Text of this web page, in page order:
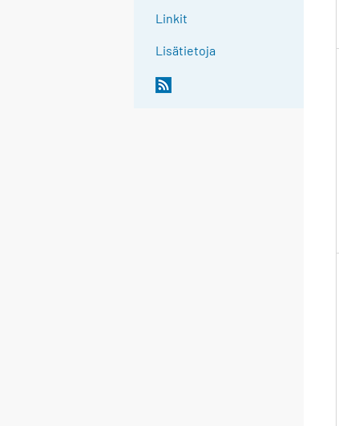
Linkit
Lisätietoja